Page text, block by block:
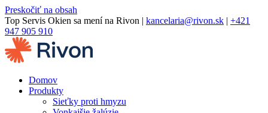
Preskočiť na obsah
Top Servis Okien sa mení na Rivon | kancelaria@rivon.sk | +421
947 905 910
Domov
Produkty
Sieťky proti hmyzu